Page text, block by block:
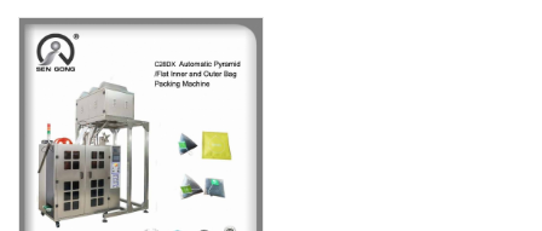
embalagem para produtos especiais, etc.